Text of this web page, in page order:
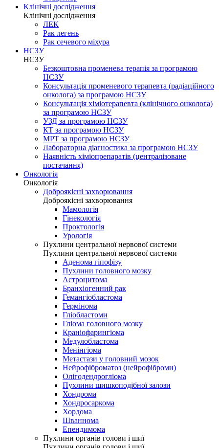
Клінічні дослідження
Клінічні дослідження
ЛЕК
Рак легень
Рак сечевого міхура
НСЗУ
НСЗУ
Безкоштовна променева терапія за програмою
НСЗУ
Консультація променевого терапевта (радіаційного
онколога) за програмою НСЗУ
Консультація хіміотерапевта (клінічного онколога)
за програмою НСЗУ
УЗД за програмою НСЗУ
КТ за програмою НСЗУ
МРТ за програмою НСЗУ
Лабораторна діагностика за програмою НСЗУ
Наявність хіміопрепаратів (централізоване
постачання)
Онкологія
Онкологія
Доброякісні захворювання
Доброякісні захворювання
Мамологія
Гінекологія
Проктологія
Урологія
Пухлини центральної нервової системи
Пухлини центральної нервової системи
Аденома гіпофізу
Пухлини головного мозку
Астроцитома
Бранхіогенний рак
Гемангіобластома
Гермінома
Гліобластоми
Гліома головного мозку
Краніофарингіома
Медулобластома
Менінгіома
Метастази у головний мозок
Нейрофіброматоз (нейрофіброми)
Олігодендрогліома
Пухлини шишкоподібної залози
Хондрома
Хондросаркома
Хордома
Шваннома
Епендимома
Пухлини органів голови і шиї